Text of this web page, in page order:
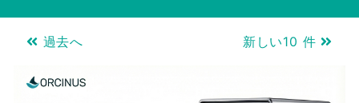
過去へ 新しい10 件